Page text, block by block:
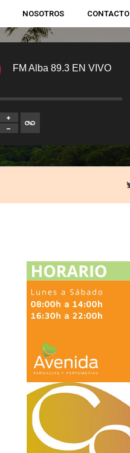
NOSOTROS CONTACTO
FM Alba 89.3 EN VIVO